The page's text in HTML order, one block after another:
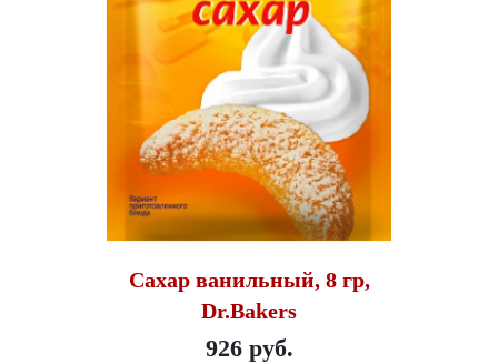
Сахар ванильный, 8 гр,
Dr.Bakers
926 руб.